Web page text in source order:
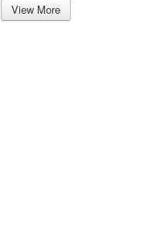
View More